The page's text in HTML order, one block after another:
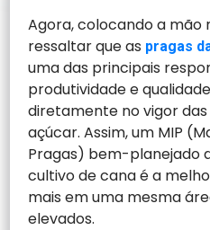
Agora, colocando a mão
ressaltar que as pragas
uma das principais
produtividade e
diretamente no vigor
açúcar. Assim, um MIP
Pragas) bem-planejado
cultivo de cana é a
mais em uma mesma
elevados.